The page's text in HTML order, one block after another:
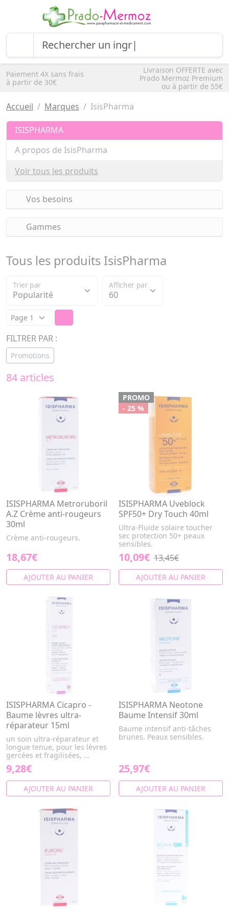
Paiement 4X sans frais
à partir de 30€
Livraison OFFERTE avec
Prado Mermoz Premium
ou à partir de 55€
Accueil Marques IsisPharma
ISISPHARMA
A propos de IsisPharma
Voir tous les produits
Vos besoins
Gammes
Tous les produits IsisPharma
Trier par Afficher par
FILTRER PAR :
Promotions
84 articles
ISISPHARMA Metroruboril
A.Z Crème anti-rougeurs
30ml
Crème anti-rougeurs.
18,67€
AJOUTER AU PANIER
PROMO
- 25 %
ISISPHARMA Uveblock
SPF50+ Dry Touch 40ml
Ultra-Fluide solaire toucher
sec protection 50+ peaux
sensibles.
10,09€ 13,45€
AJOUTER AU PANIER
ISISPHARMA Cicapro -
Baume lèvres ultra-
réparateur 15ml
un soin ultra-réparateur et
longue tenue, pour les lèvres
gercées et fragilisées, ...
9,28€
AJOUTER AU PANIER
ISISPHARMA Neotone
Baume Intensif 30ml
Baume intensif anti-tâches
brunes. Peaux sensibles.
25,97€
AJOUTER AU PANIER